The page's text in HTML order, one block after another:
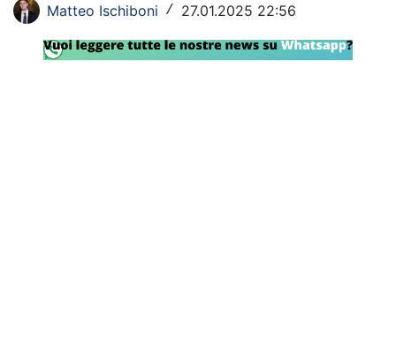
Formula 1
Tennis
Matteo Ischiboni / 27.01.2025 22:56